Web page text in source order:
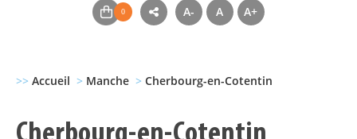
A- A A+
>> Accueil > Manche > Cherbourg-en-Cotentin